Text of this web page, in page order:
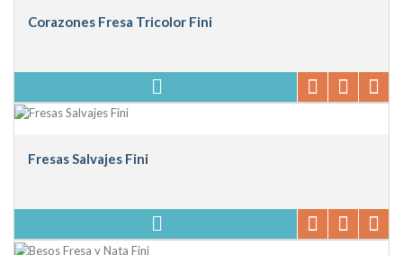
Corazones Fresa Tricolor Fini
Fresas Salvajes Fini